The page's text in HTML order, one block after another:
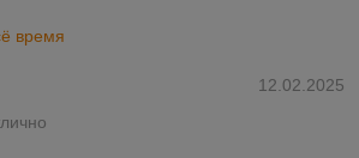
время
12.02.2025